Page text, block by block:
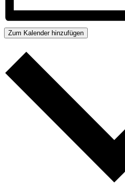
Zum Kalender hinzufügen